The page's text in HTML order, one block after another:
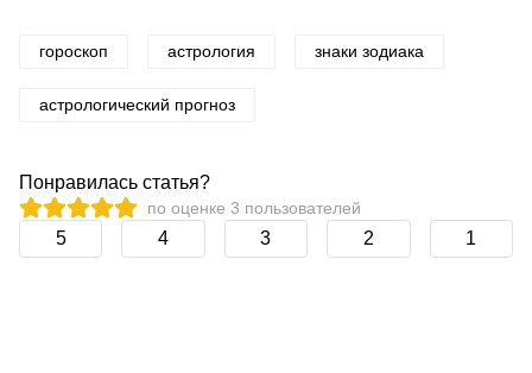
гороскоп астрология знаки зодиака
астрологический прогноз
Понравилась статья?
по оценке 3 пользователей
5 4 3 2 1